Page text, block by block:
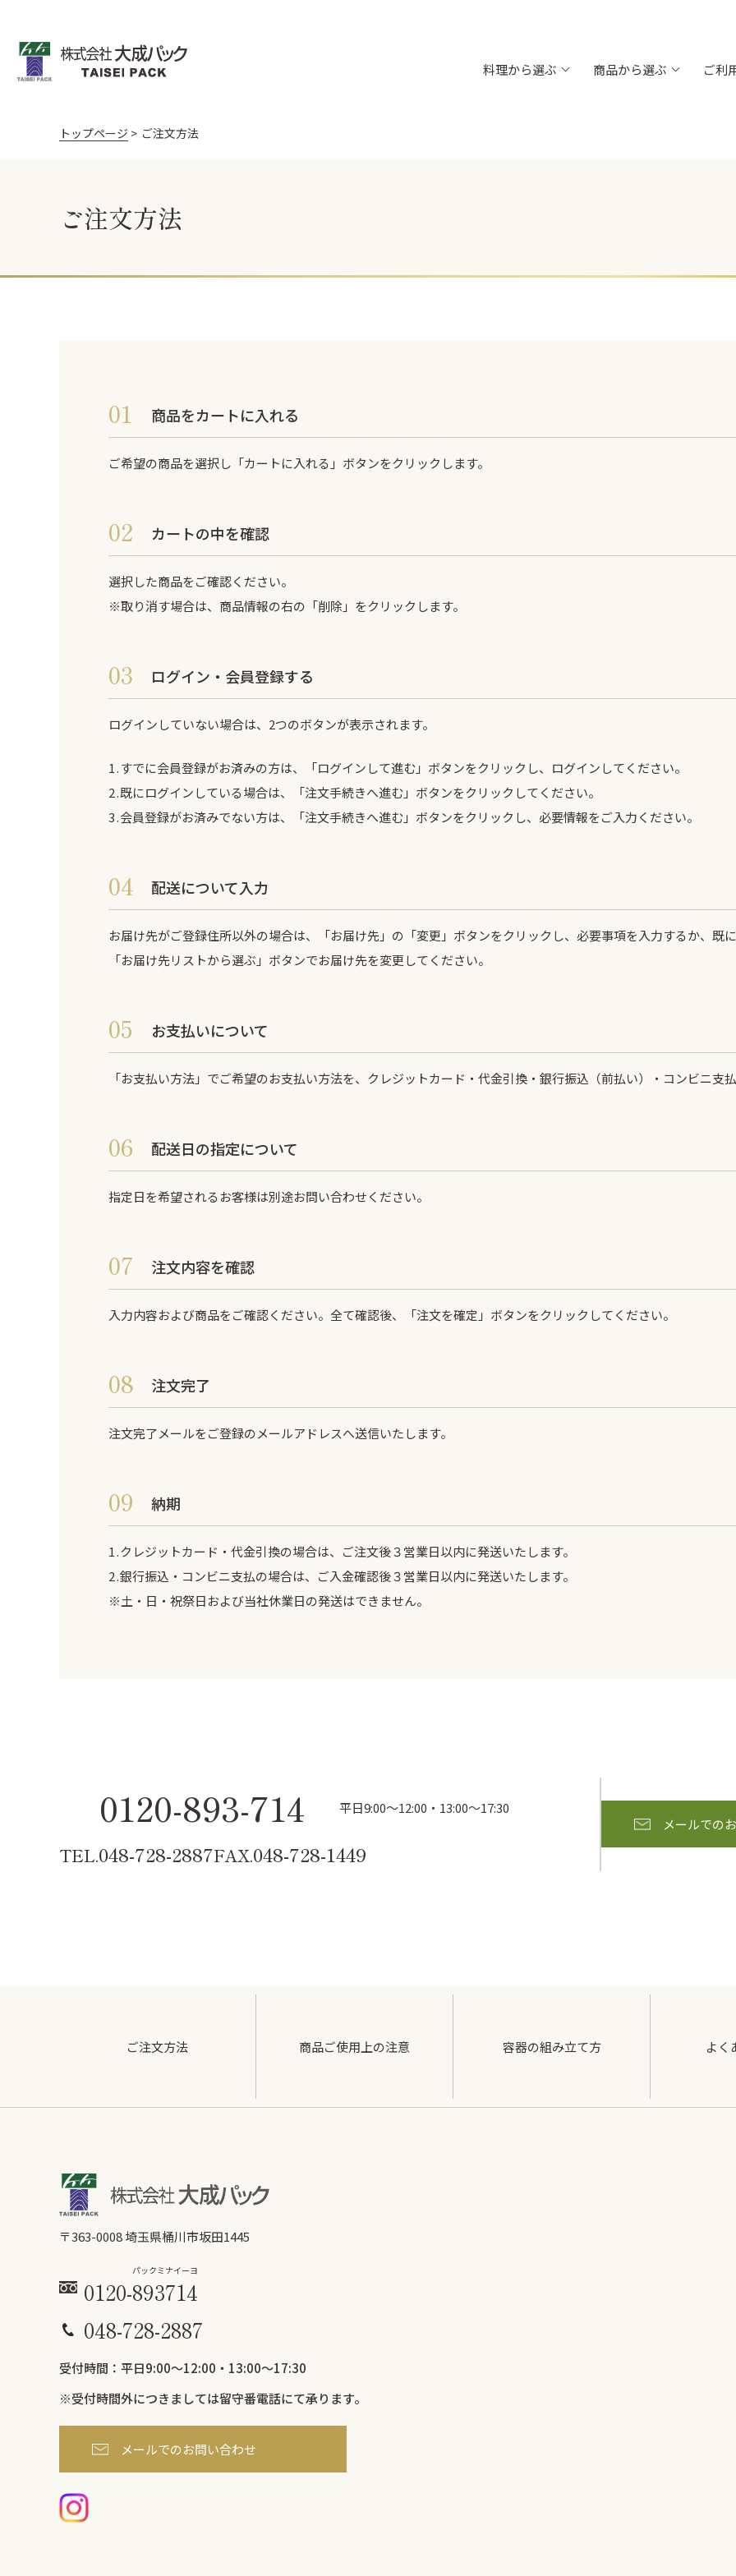
料理から選ぶ 商品から選ぶ
折箱 桧
ご利
トップページ ご注文方法
ご注文方法
商品をカートに入れる
ご希望の商品を選択し「カートに入れる」ボタンをクリックします。
カートの中を確認
選択した商品をご確認ください。
※取り消す場合は、商品情報の右の「削除」をクリックします。
ログイン・会員登録する
ログインしていない場合は、2つのボタンが表示されます。
すでに会員登録がお済みの方は、「ログインして進む」ボタンをクリックし、ログインしてください。
既にログインしている場合は、「注文手続きへ進む」ボタンをクリックしてください。
会員登録がお済みでない方は、「注文手続きへ進む」ボタンをクリックし、必要情報をご入力ください。
配送について入力
お届け先がご登録住所以外の場合は、「お届け先」の「変更」ボタンをクリックし、必要事項を入力するか、既
「お届け先リストから選ぶ」ボタンでお届け先を変更してください。
お支払いについて
「お支払い方法」でご希望のお支払い方法を、クレジットカード・代金引換・銀行振込（前払い）・コンビニ支
配送日の指定について
指定日を希望されるお客様は別途お問い合わせください。
注文内容を確認
入力内容および商品をご確認ください。全て確認後、「注文を確定」ボタンをクリックしてください。
注文完了
注文完了メールをご登録のメールアドレスへ送信いたします。
納期
クレジットカード・代金引換の場合は、ご注文後３営業日以内に発送いたします。
銀行振込・コンビニ支払の場合は、ご入金確認後３営業日以内に発送いたします。
※土・日・祝祭日および当社休業日の発送はできません。
0120-893-714
TEL.048-728-2887FAX.048-728-1449
平日9:00〜12:00・13:00～17:30
メールでの
ご注文方法 商品ご使用上の注意 容器の組み立て方 よく
〒363-0008 埼玉県桶川市坂田1445
0120-893
パックミ
714
ナイーヨ
048-728-2887
受付時間：平日9:00〜12:00・13:00～17:30
※受付時間外につきましては留守番電話にて承ります。
メールでのお問い合わせ